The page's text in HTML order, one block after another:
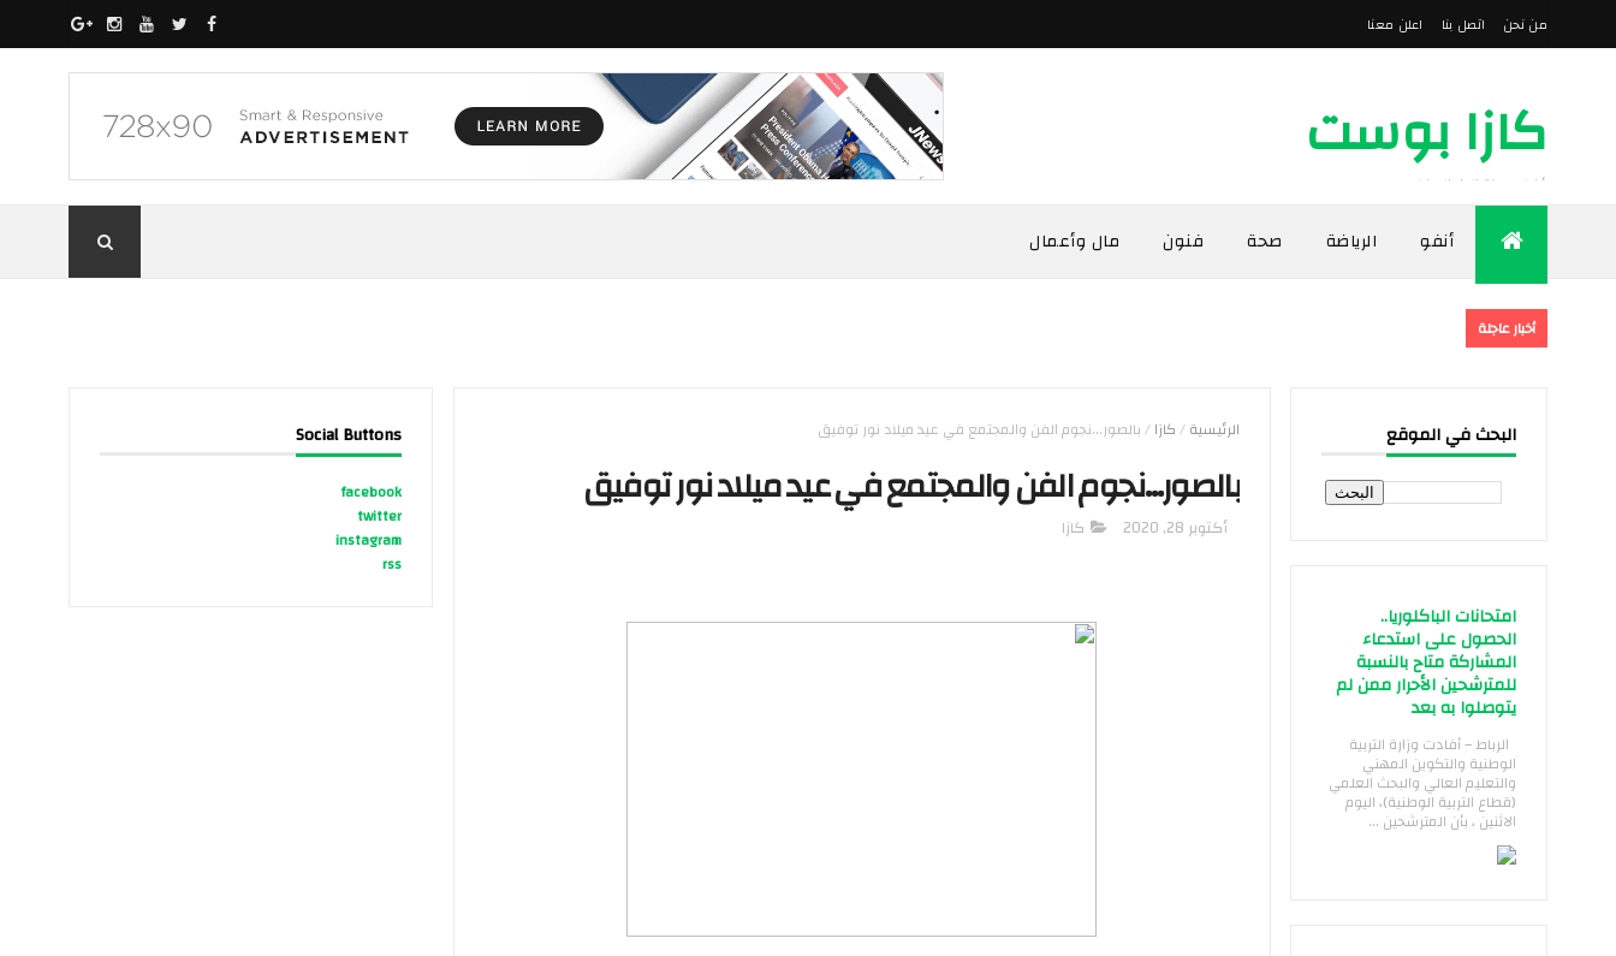
من نحن اتصل بنا اعلن معنا
كازا بوست
أخبار مدينة الدار البيضاء
أنفو الرياضة صحة فنون مال وأعمال
أخبار عاجلة
البحث في الموقع
امتحانات الباكلوريا..
الحصول على استدعاء
المشاركة متاح بالنسبة
للمترشحين الأحرار ممن لم
يتوصلوا به بعد
الرباط – أفادت وزارة التربية
الوطنية والتكوين المهني
والتعليم العالي والبحث العلمي
(قطاع التربية الوطنية)، اليوم
الاثنين ، بأن المترشحين ...
الرئيسية/كازا/بالصور…نجوم الفن والمجتمع في عيد ميلاد نور توفيق
بالصور…نجوم الفن والمجتمع في عيد ميلاد نور توفيق
أكتوبر 28, 2020 كازا
Social Buttons
facebook
twitter
instagram
rss